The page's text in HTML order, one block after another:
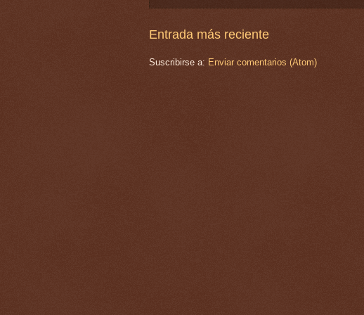
Entrada más reciente
Suscribirse a: Enviar comentarios (Atom)